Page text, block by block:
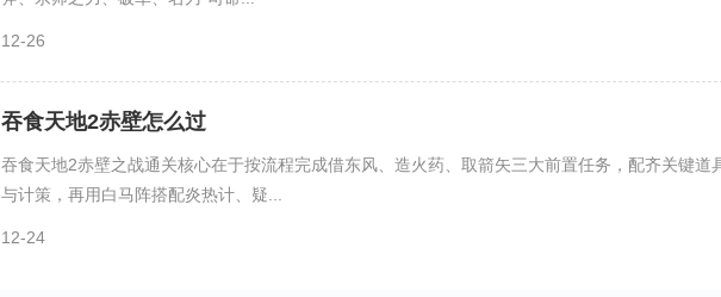
12-26
吞食天地2赤壁怎么过
吞食天地2赤壁之战通关核心在于按流程完成借东风、造火药、取箭矢三大前置任务，配齐关键道
与计策，再用白马阵搭配炎热计、疑...
12-24